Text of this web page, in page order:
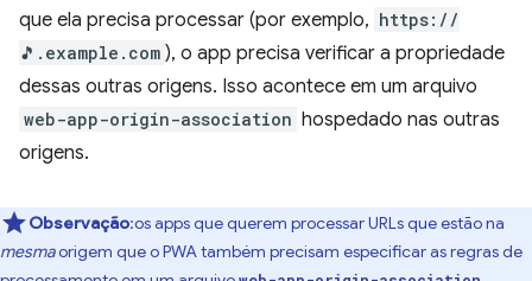
que ela precisa processar (por exemplo, https://
🎵.example.com ), o app precisa verificar a propriedade
dessas outras origens. Isso acontece em um arquivo
web-app-origin-association hospedado nas outras
origens.
Observação:os apps que querem processar URLs que estão na
mesmaorigem que o PWA também precisam especificar as regras de